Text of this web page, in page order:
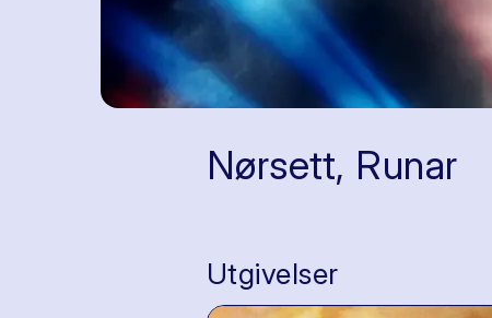
Nørsett, Runar
Utgivelser